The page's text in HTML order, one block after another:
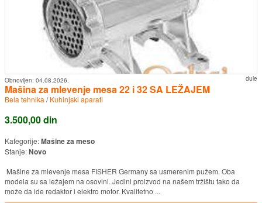
dule
Obnovljen: 04.08.2026.
Mašina za mlevenje mesa 22 i 32 SA LEŽAJEM
Bela tehnika /Kuhinjski aparati
3.500,00 din
Kategorije:Mašine za meso
Stanje:Novo
Mašine za mlevenje mesa FISHER Germany sa usmerenim pužem. Oba
modela su sa ležajem na osovini. Jedini proizvod na našem tržištu tako da
može da ide redaktor i elektro motor. Kvalitetno ...